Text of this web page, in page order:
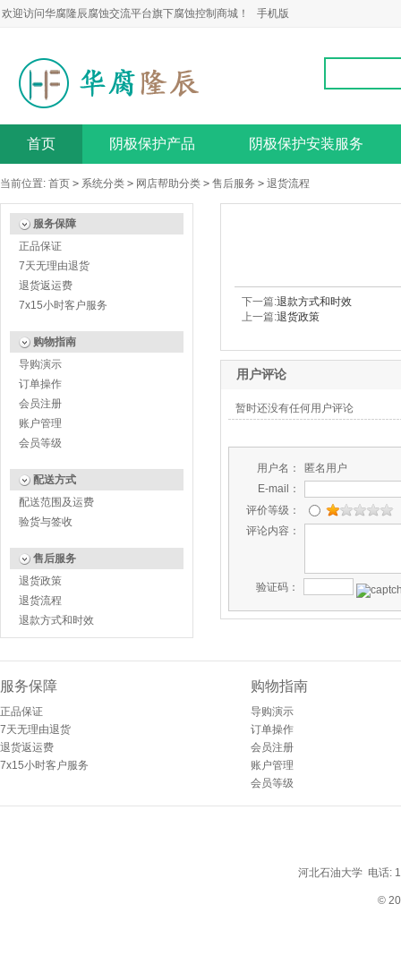
欢迎访问华腐隆辰腐蚀交流平台旗下腐蚀控制商城！ 手机版
首页 阴极保护产品 阴极保护安装服务
当前位置: 首页 > 系统分类 > 网店帮助分类 > 售后服务 > 退货流程
服务保障
正品保证
7天无理由退货
退货返运费
7x15小时客户服务
购物指南
导购演示
订单操作
会员注册
账户管理
会员等级
配送方式
配送范围及运费
验货与签收
售后服务
退货政策
退货流程
退款方式和时效
下一篇:退款方式和时效
上一篇:退货政策
用户评论
暂时还没有任何用户评论
用户名：
匿名用户
E-mail：
评价等级：
评论内容：
验证码：
服务保障
正品保证
7天无理由退货
退货返运费
7x15小时客户服务
购物指南
导购演示
订单操作
会员注册
账户管理
会员等级
河北石油大学 电话:
©